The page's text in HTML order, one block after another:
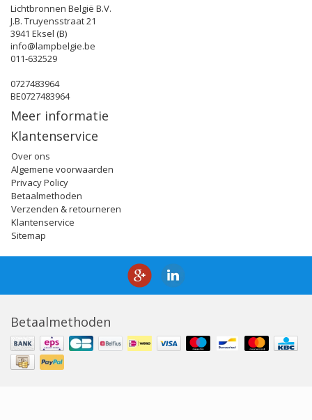
Lichtbronnen België B.V.
J.B. Truyensstraat 21
3941 Eksel (B)
info@lampbelgie.be
011-632529
0727483964
BE0727483964
Meer informatie
Klantenservice
Over ons
Algemene voorwaarden
Privacy Policy
Betaalmethoden
Verzenden & retourneren
Klantenservice
Sitemap
Betaalmethoden